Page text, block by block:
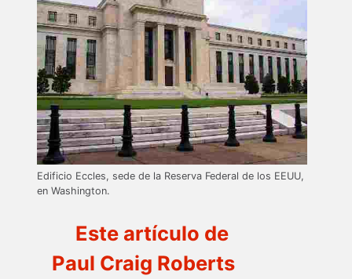
Edificio Eccles, sede de la Reserva Federal de los EEUU,
en Washington.
Este artículo de
Paul Craig Roberts